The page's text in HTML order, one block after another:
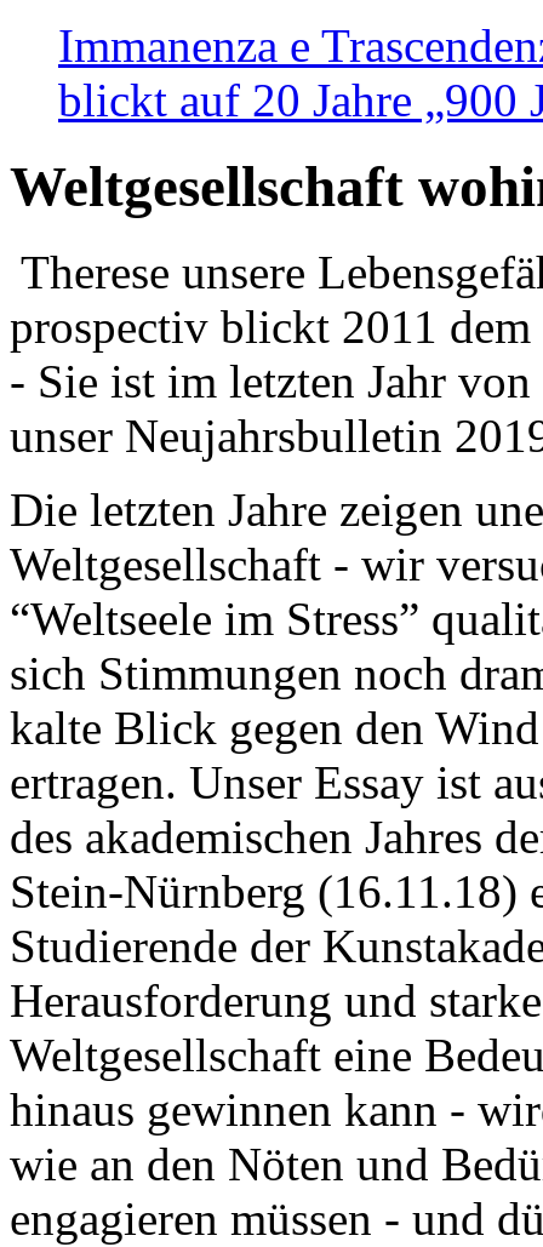
Immanenza e
blickt auf 20 Jahre „900
Weltgesellschaft
Therese unsere
prospectiv blickt 2011
- Sie ist im letzten Jahr
unser Neujahrsbulletin
Die letzten Jahre zeigen
Weltgesellschaft - wir
“Weltseele im Stress”
sich Stimmungen noch
kalte Blick gegen den
ertragen. Unser Essay ist
des akademischen Jahres
Stein-Nürnberg (16.11.18)
Studierende der
Herausforderung und
Weltgesellschaft eine
hinaus gewinnen kann -
wie an den Nöten und
engagieren müssen - und